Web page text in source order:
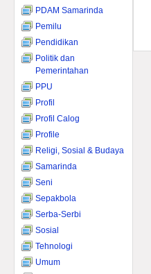
PDAM Samarinda
Pemilu
Pendidikan
Politik dan
Pemerintahan
PPU
Profil
Profil Calog
Profile
Religi, Sosial & Budaya
Samarinda
Seni
Sepakbola
Serba-Serbi
Sosial
Tehnologi
Umum